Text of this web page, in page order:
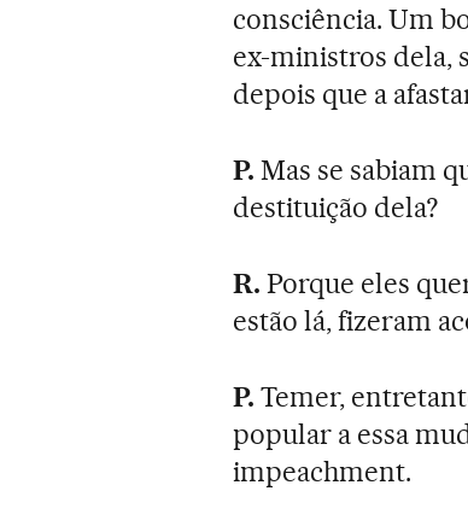
consciência. Um
ex-ministros dela,
depois que a
P. Mas se sabiam
destituição dela?
R. Porque eles
estão lá, fizeram
P. Temer,
popular a essa
impeachment.